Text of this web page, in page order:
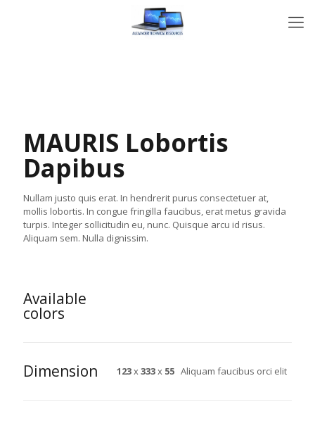
MAURIS Lobortis
Dapibus
Nullam justo quis erat. In hendrerit purus consectetuer at,
mollis lobortis. In congue fringilla faucibus, erat metus gravida
turpis. Integer sollicitudin eu, nunc. Quisque arcu id risus.
Aliquam sem. Nulla dignissim.
Available
colors
Dimension 123x333x 55 Aliquam faucibus orci elit